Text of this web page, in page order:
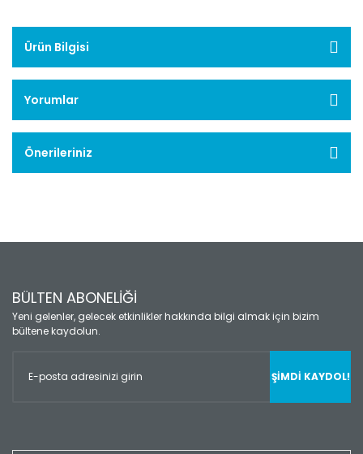
Ürün Bilgisi
Yorumlar
Önerileriniz
BÜLTEN ABONELİĞİ
Yeni gelenler, gelecek etkinlikler hakkında bilgi almak için bizim
bültene kaydolun.
ŞİMDİ KAYDOL!